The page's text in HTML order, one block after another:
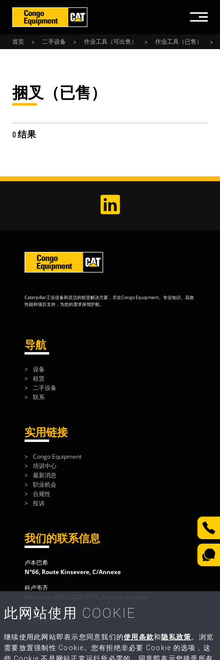
首页 二手设备 作业工具（可出售） 作业工具（已售）
捆叉（已售）
0 结果
Caterpillar工业设备和灵活的租赁解决方案，尽在Congo Equipment。专业知识、高效
性能和项目支持，为您的需求保驾护航。
导航
设备
租赁
二手设备
联系
实用链接
Congo Equipment
培训中心
最新消息
职业机会
合规性
投诉
我们的联系信息
卢本巴希
N°66, Route Kinsevere, C/Annexe
科卢韦齐
客户服务
+243 82 500 31 50
给我们写信
contact@congo-equipment.com
此网站使用 COOKIE
继续使用此网站即表示您同意我们的使用条款和 隐私政策。浏览
需要放置强制性 Cookie。您有拒绝非必要 Cookie 的选项，这